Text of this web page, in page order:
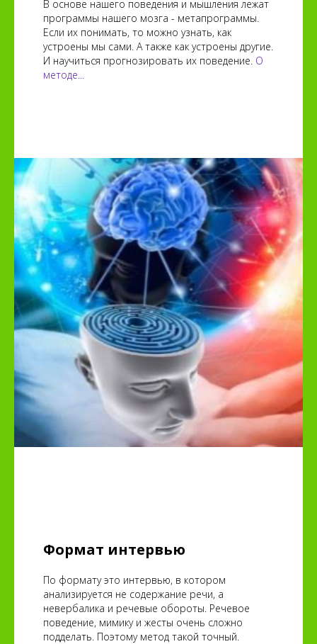
В основе нашего поведения и мышления лежат
программы нашего мозга - метапрограммы.
Если их понимать, то можно узнать, как
устроены мы сами. А также как устроены другие.
И научиться прогнозировать их поведение. О
методе...
Формат интервью
По формату это интервью, в котором
анализируется не содержание речи, а
невербалика и речевые обороты. Речевое
поведение, мимику и жесты очень сложно
подделать. Поэтому метод такой точный.